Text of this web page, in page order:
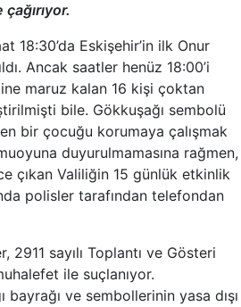
18:30’da Eskişehir’in ilk Onur
Ancak saatler henüz 18:00’i
maruz kalan 16 kişi çoktan
bile. Gökkuşağı sembolü
bir çocuğu korumaya çalışmak
duyurulmamasına rağmen,
çıkan Valiliğin 15 günlük etkinlik
polisler tarafından telefondan
2911 sayılı Toplantı ve Gösteri
ile suçlanıyor.
bayrağı ve sembollerinin yasa dışı